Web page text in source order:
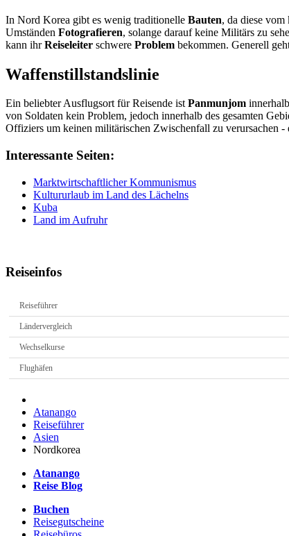
In Nord Korea gibt es wenig traditionelle Bauten, da diese
Umständen Fotografieren, solange darauf keine Militärs zu
kann ihrReiseleiter schwere Problem bekommen. Generell
Waffenstillstandslinie
Ein beliebter Ausflugsort für Reisende istPanmunjom
von Soldaten kein Problem, jedoch innerhalb des gesamten
Offiziers um keinen militärischen Zwischenfall zu verursachen
Interessante Seiten:
Marktwirtschaftlicher Kommunismus
Kultururlaub im Land des Lächelns
Kuba
Land im Aufruhr
Reiseinfos
Reiseführer
Ländervergleich
Wechselkurse
Flughäfen
Atanango
Reiseführer
Asien
Nordkorea
Atanango
Reise Blog
Buchen
Reisegutscheine